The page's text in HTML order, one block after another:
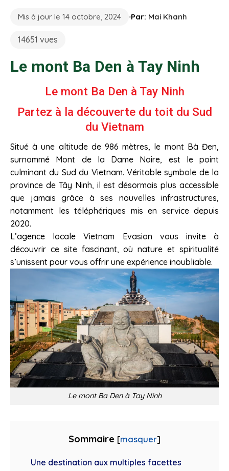
Mis à jour le 14 octobre, 2024 Par: Mai Khanh
14651 vues
Le mont Ba Den à Tay Ninh
Le mont Ba Den à Tay Ninh
Partez à la découverte du toit du Sud
du Vietnam
Situé à une altitude de 986 mètres, le mont Bà Đen,
surnommé Mont de la Dame Noire, est le point
culminant du Sud du Vietnam. Véritable symbole de la
province de Tây Ninh, il est désormais plus accessible
que jamais grâce à ses nouvelles infrastructures,
notamment les téléphériques mis en service depuis
2020.
L’agence locale Vietnam Evasion vous invite à
découvrir ce site fascinant, où nature et spiritualité
s’unissent pour vous offrir une expérience inoubliable.
Le mont Ba Den à Tay Ninh
Sommaire [masquer]
Une destination aux multiples facettes